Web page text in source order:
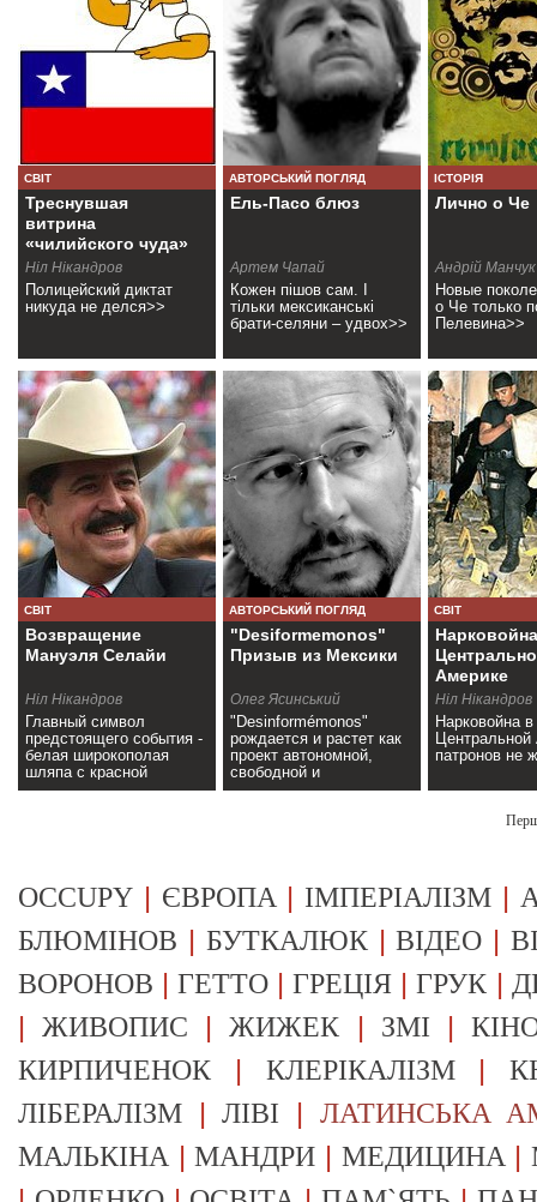
СВІТ
Треснувшая
витрина
«чилийского чуда»
(+видео)
Ніл Нікандров
Полицейский диктат
никуда не делся>>
АВТОРСЬКИЙ ПОГЛЯД
Ель-Пасо блюз
Артем Чапай
Кожен пішов сам. І
тільки мексиканські
брати-селяни – удвох>>
ІСТОРІЯ
Лично о Че
Андрій Манчук
Новые
о Че только
Пелевина>>
СВІТ
Возвращение
Мануэля Селайи
Ніл Нікандров
Главный символ
предстоящего события -
белая широкополая
шляпа с красной
лентой.>>
АВТОРСЬКИЙ ПОГЛЯД
"Desiformemonos"
Призыв из Мексики
Олег Ясинський
"Desinformémonos"
рождается и растет как
проект автономной,
свободной и
независимой
СВІТ
Америке
Ніл Нікандров
Нарковойна в
патронов не
OCCUPY | ЄВРОПА | ІМПЕРІАЛІЗМ |
БЛЮМІНОВ | БУТКАЛЮК|ВІДЕО |
ВОРОНОВ |ГЕТТО |ГРЕЦІЯ |ГРУК |
|ЖИВОПИС |ЖИЖЕК | ЗМІ |
КИРПИЧЕНОК | КЛЕРІКАЛІЗМ|
ЛІБЕРАЛІЗМ |ЛІВІ | ЛАТИНСЬКА
МАЛЬКІНА |МАНДРИ | МЕДИЦИНА |